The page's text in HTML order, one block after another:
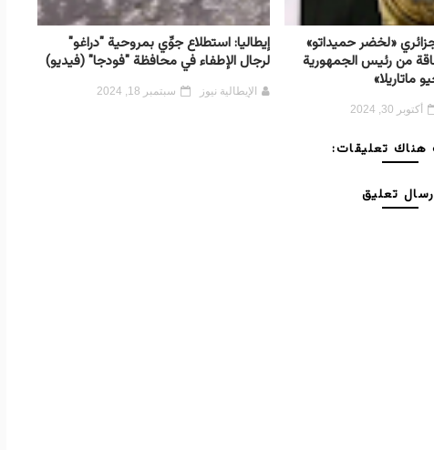
«لخضر حميداتو»
من رئيس الجمهورية
ماتاريلا»
أكتوبر 30, 2024
إيطاليا: استطلاع جوِّي بمروحية "دراغو"
لرجال الإطفاء في محافظة "فودجا" (فيديو)
الإيطالية نيوز سبتمبر 18, 2024
تعليقات:
تعليق